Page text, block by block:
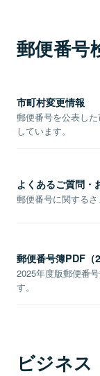
郵便番号
市町村変更情報
郵便番号を公表し
しています。
よくあるご質問・
郵便番号に関するさ
郵便番号簿PDF（
2025年度版郵便番
す。
ビジネ